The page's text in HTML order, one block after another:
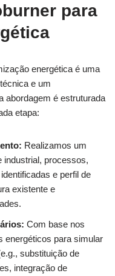
para
energética é uma
e um
abordagem é estruturada
etapa:
Realizamos um
industrial, processos,
e perfil de
existente e
Com base nos
energéticos para simular
substituição de
integração de